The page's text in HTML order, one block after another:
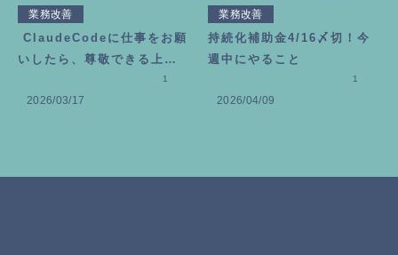
業務改善
ClaudeCodeに仕事をお願
いしたら、尊敬できる上司
2026/03/17
1
業務改善
持続化補助金4/16〆切！今
週中にやること
2026/04/09
1